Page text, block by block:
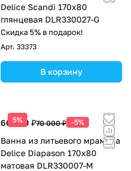
Delice Scandi 170х80
глянцевая DLR330027-G
Скидка 5% в подарок!
Арт. 33373
В корзину
5%
66 500 ₽70 000 ₽ -5%
Ванна из литьевого мрамора
Delice Diapason 170х80
матовая DLR330007-M